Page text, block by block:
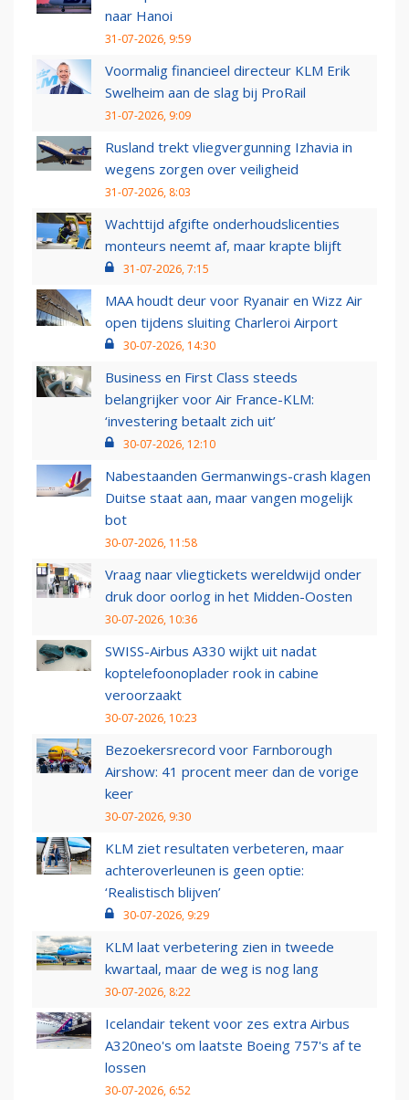
naar Hanoi
31-07-2026, 9:59
Voormalig financieel directeur KLM Erik
Swelheim aan de slag bij ProRail
31-07-2026, 9:09
Rusland trekt vliegvergunning Izhavia in
wegens zorgen over veiligheid
31-07-2026, 8:03
Wachttijd afgifte onderhoudslicenties
monteurs neemt af, maar krapte blijft
31-07-2026, 7:15
MAA houdt deur voor Ryanair en Wizz Air
open tijdens sluiting Charleroi Airport
30-07-2026, 14:30
Business en First Class steeds
belangrijker voor Air France-KLM:
‘investering betaalt zich uit’
30-07-2026, 12:10
Nabestaanden Germanwings-crash klagen
Duitse staat aan, maar vangen mogelijk
bot
30-07-2026, 11:58
Vraag naar vliegtickets wereldwijd onder
druk door oorlog in het Midden-Oosten
30-07-2026, 10:36
SWISS-Airbus A330 wijkt uit nadat
koptelefoonoplader rook in cabine
veroorzaakt
30-07-2026, 10:23
Bezoekersrecord voor Farnborough
Airshow: 41 procent meer dan de vorige
keer
30-07-2026, 9:30
KLM ziet resultaten verbeteren, maar
achteroverleunen is geen optie:
‘Realistisch blijven’
30-07-2026, 9:29
KLM laat verbetering zien in tweede
kwartaal, maar de weg is nog lang
30-07-2026, 8:22
Icelandair tekent voor zes extra Airbus
A320neo's om laatste Boeing 757's af te
lossen
30-07-2026, 6:52